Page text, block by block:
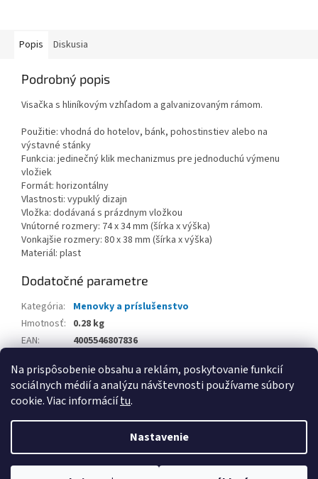
Na prispôsobenie obsahu a reklám, poskytovanie funkcií
sociálnych médií a analýzu návštevnosti používame súbory
cookie. Viac informáciítu.
Nastavenie
Popis Diskusia
Podrobný popis
Visačka s hliníkovým vzhľadom a galvanizovaným rámom.
Použitie: vhodná do hotelov, bánk, pohostinstiev alebo na
výstavné stánky
Funkcia: jedinečný klik mechanizmus pre jednoduchú výmenu
vložiek
Formát: horizontálny
Vlastnosti: vypuklý dizajn
Vložka: dodávaná s prázdnym vložkou
Vnútorné rozmery: 74 x 34 mm (šírka x výška)
Vonkajšie rozmery: 80 x 38 mm (šírka x výška)
Materiál: plast
Dodatočné parametre
Kategória:
Menovky a príslušenstvo
Hmotnosť: 0.28 kg
EAN:
4005546807836
Copyright 2026www.kancpapier.sk. Všetky práva vyhradené.